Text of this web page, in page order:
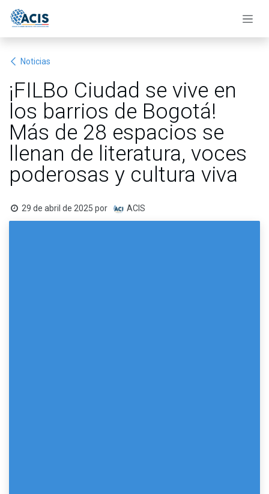
Noticias
¡FILBo Ciudad se vive en
los barrios de Bogotá!
Más de 28 espacios se
llenan de literatura, voces
poderosas y cultura viva
29 de abril de 2025 por ACIS